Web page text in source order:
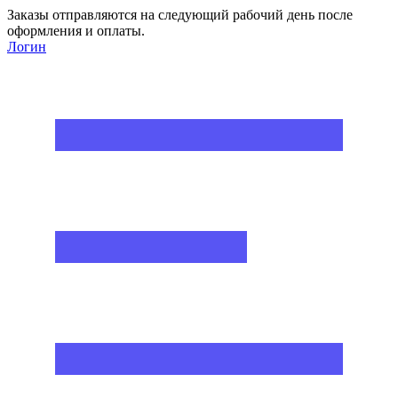
Заказы отправляются на следующий рабочий день после
оформления и оплаты.
Логин